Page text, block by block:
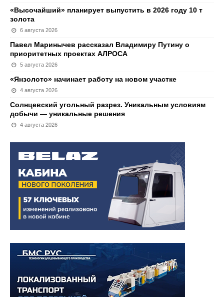
«Высочайший» планирует выпустить в 2026 году 10 т
золота
6 августа 2026
Павел Маринычев рассказал Владимиру Путину о
приоритетных проектах АЛРОСА
5 августа 2026
«Янзолото» начинает работу на новом участке
4 августа 2026
Солнцевский угольный разрез. Уникальным условиям
добычи — уникальные решения
4 августа 2026